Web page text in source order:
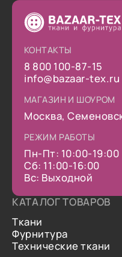
КОНТАКТЫ
8 800 100-87-15
info@bazaar-tex.ru
МАГАЗИН И ШОУРОМ
Москва,
РЕЖИМ РАБОТЫ
Пн-Пт: 10:00-19:00
Сб: 11:00-16:00
Вс: Выходной
КАТАЛОГ ТОВАРОВ
Ткани
Фурнитура
Технические ткани